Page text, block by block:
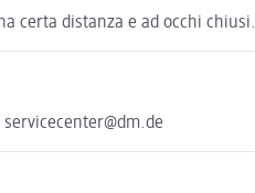
certa distanza e ad occhi chiusi.